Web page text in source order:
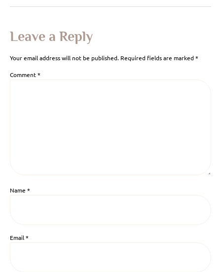
Leave a Reply
Your email address will not be published. Required fields are marked*
Comment*
Name *
Email*